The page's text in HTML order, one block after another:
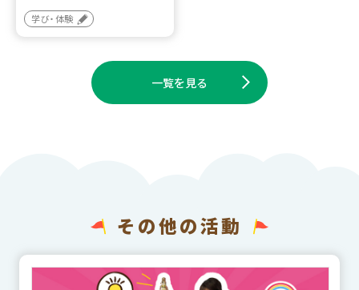
学び・体験
一覧を見る
その他の活動